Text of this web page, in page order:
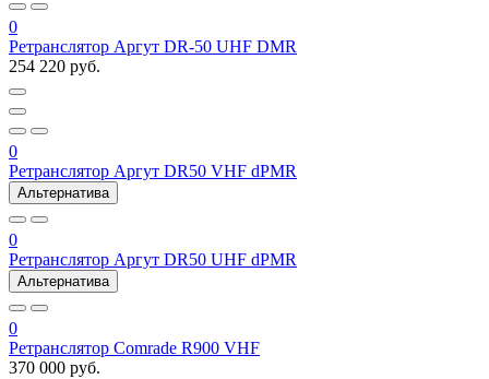
0
Ретранслятор Аргут DR-50 UHF DMR
254 220 руб.
0
Ретранслятор Аргут DR50 VHF dPMR
Альтернатива
0
Ретранслятор Аргут DR50 UHF dPMR
Альтернатива
0
Ретранслятор Comrade R900 VHF
370 000 руб.